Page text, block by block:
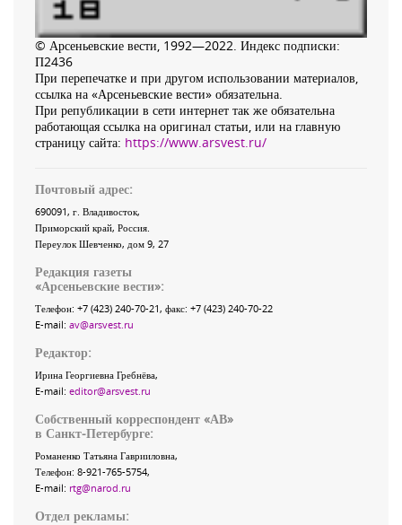
© Арсеньевские вести, 1992—2022. Индекс подписки:
П2436
При перепечатке и при другом использовании материалов,
ссылка на «Арсеньевские вести» обязательна.
При републикации в сети интернет так же обязательна
работающая ссылка на оригинал статьи, или на главную
страницу сайта: https://www.arsvest.ru/
Почтовый адрес:
690091, г. Владивосток,
Приморский край, Россия
Переулок Шевченко, дом 9, 27
Редакция газеты
«Арсеньевские вести»:
Телефон: +7 (423) 240-70-21, факс: +7 (423) 240-70-22
E-mail: av@arsvest.ru
Редактор:
Ирина Георгиевна Гребнёва,
E-mail: editor@arsvest.ru
Собственный корреспондент «АВ»
в Санкт-Петербурге:
Романенко Татьяна Гаврииловна,
Телефон: 8-921-765-5754,
E-mail: rtg@narod.ru
Отдел рекламы: